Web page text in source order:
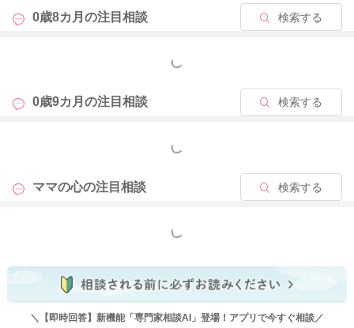
るかもしれません。
時間が必要であっても、娘さんのことを引き続き信じてできる
2025/5/8 11:05
0歳8カ月の注目相談 検索する
もっと見る
0歳9カ月の注目相談 検索する
もっと見る
ママの心の注目相談 検索する
もっと見る
＼【即時回答】新機能「専門家相談AI」登場！アプリで今すぐ相談／